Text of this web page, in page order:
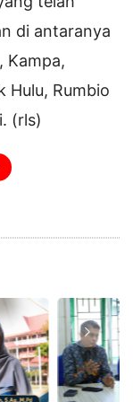
di antaranya
Kampa,
Hulu, Rumbio
(rls)